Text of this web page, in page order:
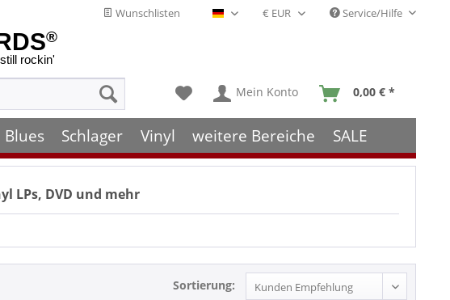
Wunschlisten Deutsch - DE Service/Hilfe
®
rockin'
Mein Konto 0,00 € *
Blues Schlager Vinyl weitere Bereiche SALE
LPs, DVD und mehr
Sortierung: